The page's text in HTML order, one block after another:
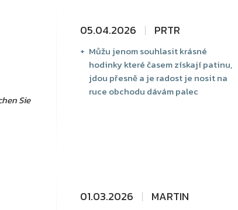
Sie
05.04.2026 PRTR
Můžu jenom souhlasit krásné
hodinky které časem získají patinu,
jdou přesně a je radost je nosit na
ruce obchodu dávám palec
01.03.2026 MARTIN